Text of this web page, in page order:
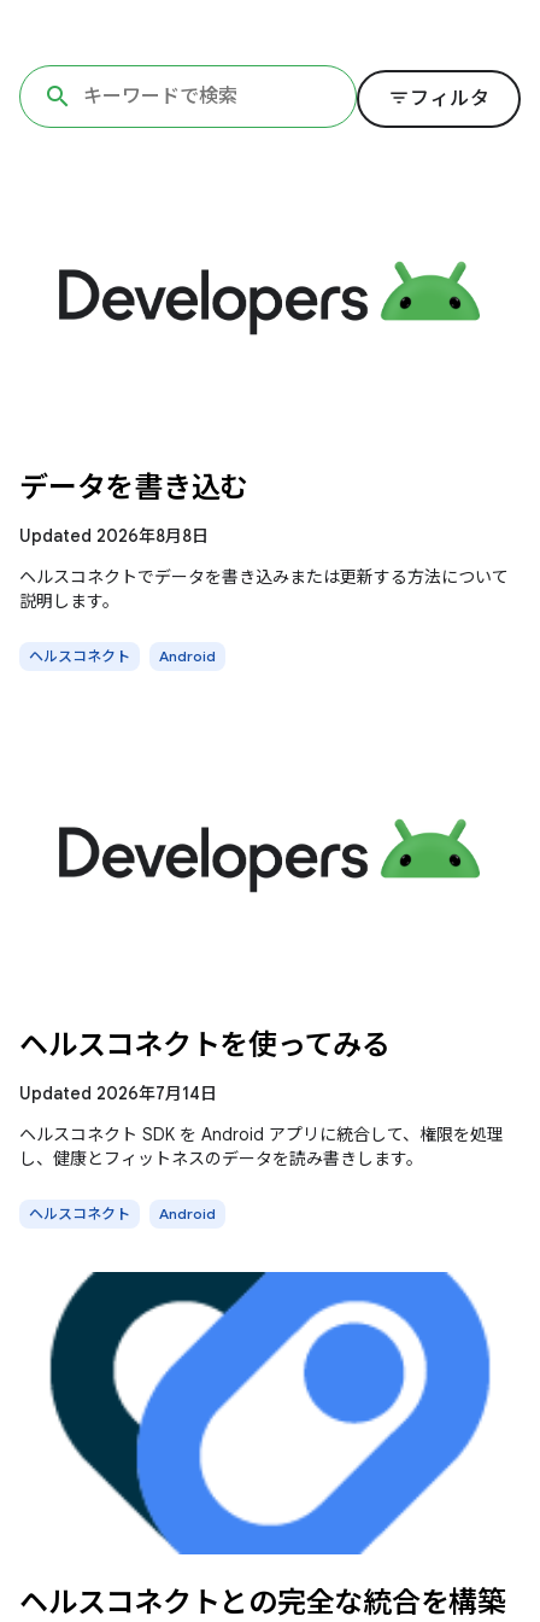
filter_list フィルタ
データを書き込む
Updated 2026年8月8日
ヘルスコネクトでデータを書き込みまたは更新する方法について
説明します。
ヘルスコネクト Android
ヘルスコネクトを使ってみる
Updated 2026年7月14日
ヘルスコネクト SDK を Android アプリに統合して、権限を処理
し、健康とフィットネスのデータを読み書きします。
ヘルスコネクト Android
ヘルスコネクトとの完全な統合を構築